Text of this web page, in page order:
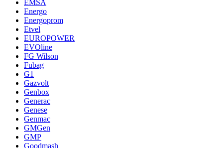
EMSA
Energo
Energoprom
Etvel
EUROPOWER
EVOline
FG Wilson
Fubag
G1
Gazvolt
Genbox
Generac
Genese
Genmac
GMGen
GMP
Goodmash